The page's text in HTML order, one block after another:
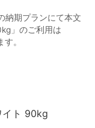
納期プランにて本文
」のご利用は
。
イト 90kg